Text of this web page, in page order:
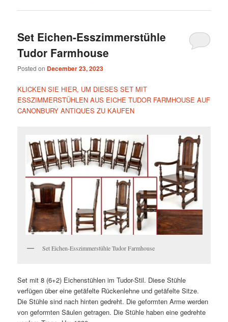
Set Eichen-Esszimmerstühle
Tudor Farmhouse
Posted on December 23, 2023
KLICKEN SIE HIER, UM DIESES SET MIT
ESSZIMMERSTÜHLEN AUS EICHE TUDOR FARMHOUSE AUF
CANONBURY ANTIQUES ZU KAUFEN
Set Eichen-Esszimmerstühle Tudor Farmhouse
Set mit 8 (6+2) Eichenstühlen im Tudor-Stil. Diese Stühle
verfügen über eine getäfelte Rückenlehne und getäfelte Sitze.
Die Stühle sind nach hinten gedreht. Die geformten Arme werden
von geformten Säulen getragen. Die Stühle haben eine gedrehte